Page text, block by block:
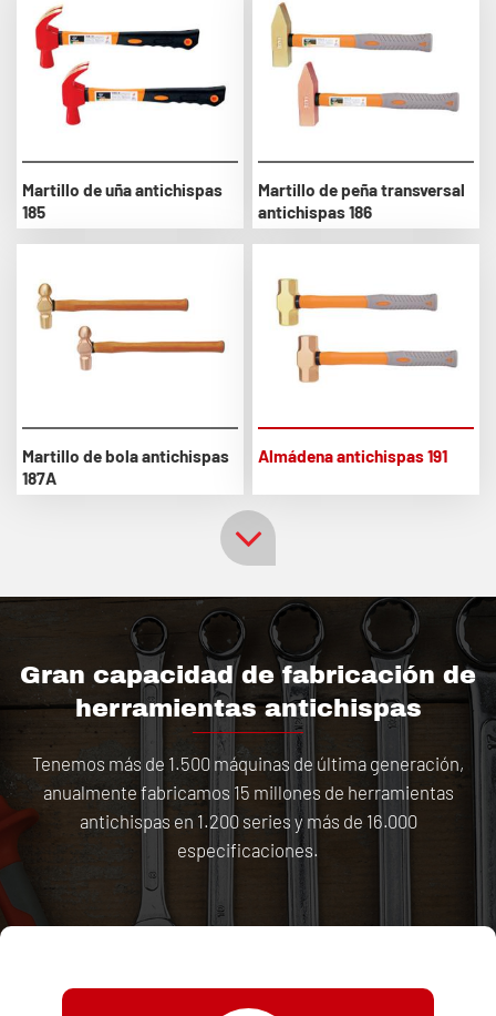
Martillo de uña antichispas
185
Martillo de peña transversal
antichispas 186
Martillo de bola antichispas
187A
Almádena antichispas 191
Gran capacidad de fabricación de
herramientas antichispas
Tenemos más de 1.500 máquinas de última generación,
anualmente fabricamos 15 millones de herramientas
antichispas en 1.200 series y más de 16.000
especificaciones.